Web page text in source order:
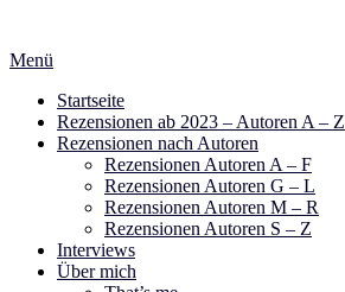
springen
Menü
Startseite
Rezensionen ab 2023 – Autoren A – Z
Rezensionen nach Autoren
Rezensionen Autoren A – F
Rezensionen Autoren G – L
Rezensionen Autoren M – R
Rezensionen Autoren S – Z
Interviews
Über mich